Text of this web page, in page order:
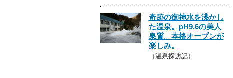
奇跡の御神水を沸かし
た温泉。pH9.6の美人
泉質。本格オープンが
楽しみ。
（温泉探訪記）